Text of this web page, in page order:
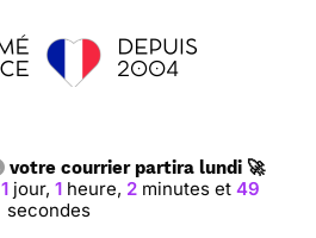
votre courrier partira lundi 🚀
1 jour, 1 heure, 2 minutes et 49
secondes